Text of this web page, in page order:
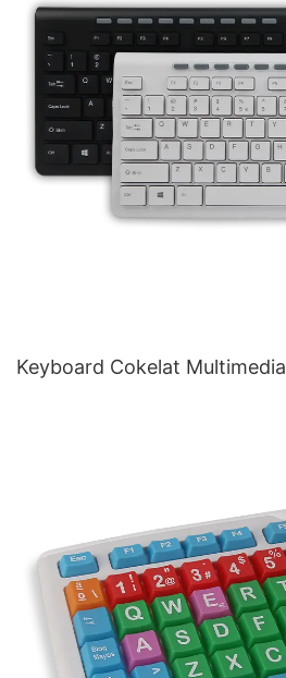
Keyboard Cokelat Multimedia